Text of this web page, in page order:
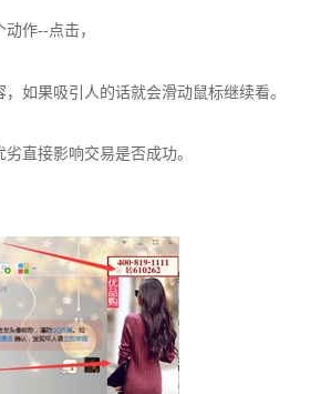
作--点击，
如果吸引人的话就会滑动鼠标继续看。
直接影响交易是否成功。